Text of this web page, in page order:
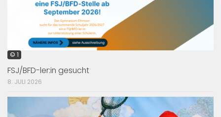
© 1
FSJ/BFD-ler:in gesucht
8. JULI 2026